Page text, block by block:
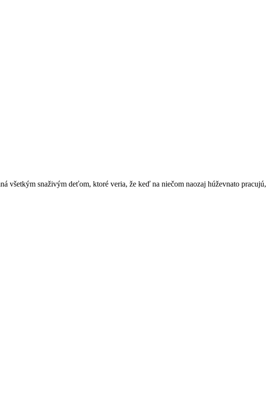
všetkým snaživým deťom, ktoré veria, že keď na niečom naozaj húževnato pracujú,